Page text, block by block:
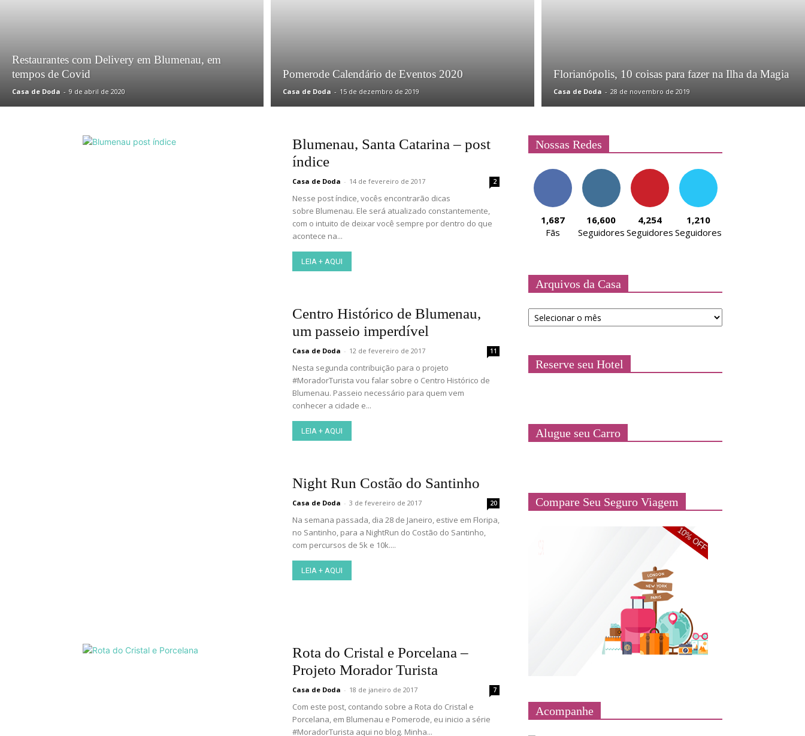
Restaurantes com Delivery em Blumenau, em
tempos de Covid
Casa de Doda - 9 de abril de 2020
Pomerode Calendário de Eventos 2020
Casa de Doda - 15 de dezembro de 2019
Florianópolis, 10 coisas para fazer na Ilha da Magia
Casa de Doda - 28 de novembro de 2019
Blumenau, Santa Catarina – post
índice
Casa de Doda - 14 de fevereiro de 2017 2
Nesse post índice, vocês encontrarão dicas
sobre Blumenau. Ele será atualizado constantemente,
com o intuito de deixar você sempre por dentro do que
acontece na...
LEIA + AQUI
Centro Histórico de Blumenau,
um passeio imperdível
Casa de Doda - 12 de fevereiro de 2017 11
Nesta segunda contribuição para o projeto
#MoradorTurista vou falar sobre o Centro Histórico de
Blumenau. Passeio necessário para quem vem
conhecer a cidade e...
LEIA + AQUI
Night Run Costão do Santinho
Casa de Doda - 3 de fevereiro de 2017 20
Na semana passada, dia 28 de Janeiro, estive em Floripa,
no Santinho, para a NightRun do Costão do Santinho,
com percursos de 5k e 10k....
LEIA + AQUI
Rota do Cristal e Porcelana –
Projeto Morador Turista
Casa de Doda - 18 de janeiro de 2017 7
Com este post, contando sobre a Rota do Cristal e
Porcelana, em Blumenau e Pomerode, eu inicio a série
#MoradorTurista aqui no blog. Minha...
Nossas Redes
1,687
Fãs
16,600
Seguidores
4,254
Seguidores
1,210
Seguidores
Arquivos da Casa
Arquivos
da
Reserve seu Hotel
Alugue seu Carro
Compare Seu Seguro Viagem
Acompanhe